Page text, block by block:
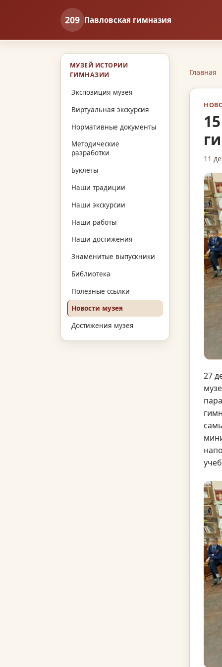
209 Павловская гимназия
МУЗЕЙ ИСТОРИИ
ГИМНАЗИИ
Экспозиция музея
Виртуальная экскурсия
Нормативные документы
Методические
разработки
Буклеты
Наши традиции
Наши экскурсии
Наши работы
Наши достижения
Знаменитые выпускники
Библиотека
Полезные ссылки
Новости музея
Достижения музея
Главная
11
27